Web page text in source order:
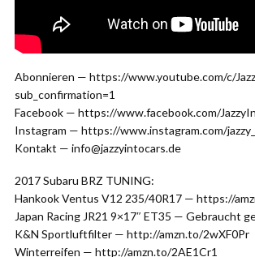
Abonnieren — https://www.youtube.com/c/
sub_confirmation=1
Facebook — https://www.facebook.com/
Instagram — https://www.instagram.com/
Kontakt — info@jazzyintocars.de
2017 Subaru BRZ TUNING:
Hankook Ventus V12 235/40R17 — https://
Japan Racing JR21 9×17″ ET35 — Gebraucht
K&N Sportluftfilter — http://amzn.to/2wXF0Pr
Winterreifen — http://amzn.to/2AE1Cr1